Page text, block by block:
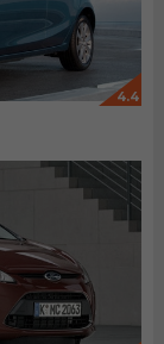
4.4